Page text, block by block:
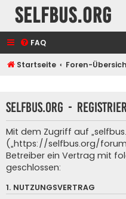
selfbus.org
FAQ
Startseite Foren-
selfbus.org -
Mit dem Zugriff auf
(„https://selfbus.org/
Betreiber ein Vertrag mit
geschlossen:
1. NUTZUNGSVERTRAG